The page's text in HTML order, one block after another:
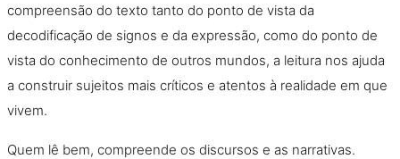
compreensão do texto tanto do ponto de vista da
decodificação de signos e da expressão, como do ponto de
vista do conhecimento de outros mundos, a leitura nos ajuda
a construir sujeitos mais críticos e atentos à realidade em que
vivem.
Quem lê bem, compreende os discursos e as narrativas.